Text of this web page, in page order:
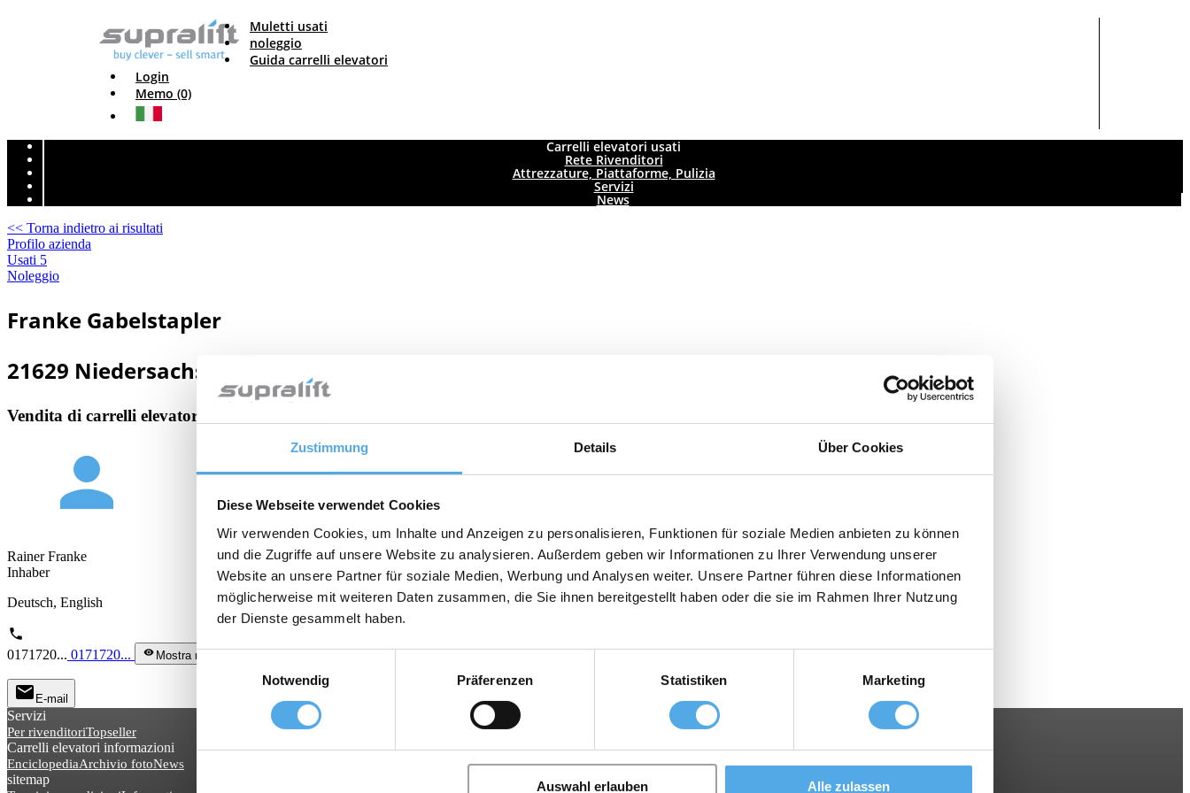
Zustimmung Details Über Cookies
Diese Webseite verwendet Cookies
Wir verwenden Cookies, um Inhalte und Anzeigen zu personalisieren, Funktionen für soziale Medien anbieten zu können
und die Zugriffe auf unsere Website zu analysieren. Außerdem geben wir Informationen zu Ihrer Verwendung unserer
Website an unsere Partner für soziale Medien, Werbung und Analysen weiter. Unsere Partner führen diese Informationen
möglicherweise mit weiteren Daten zusammen, die Sie ihnen bereitgestellt haben oder die sie im Rahmen Ihrer Nutzung
der Dienste gesammelt haben.
Einwilligungsauswahl
Notwendig
Präferenzen Statistiken Marketing
Auswahl erlauben Alle zulassen
Muletti usati
noleggio
Guida carrelli elevatori
Login
Memo (0)
Carrelli elevatori usati
Rete Rivenditori
Attrezzature, Piattaforme, Pulizia
Servizi
News
<< Torna indietro ai risultati
Profilo azienda
Usati 5
Noleggio
Franke Gabelstapler
21629 Niedersachsen - Neu Wulmstorf, Germania
Vendita di carrelli elevatori usati, Noleggio di carrelli elevatori, Accessori
person
Rainer Franke
Inhaber
Deutsch, English
phone
0171720... 0171720... visibility Mostra nº di tel.
mail E-mail
Servizi
Per rivenditoriTopseller
Carrelli elevatori informazioni
EnciclopediaArchivio fotoNews
sitemap